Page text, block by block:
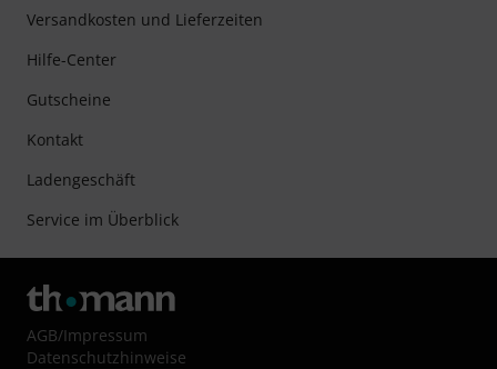
Versandkosten und Lieferzeiten
Hilfe-Center
Gutscheine
Kontakt
Ladengeschäft
Service im Überblick
AGB/Impressum
Datenschutzhinweise